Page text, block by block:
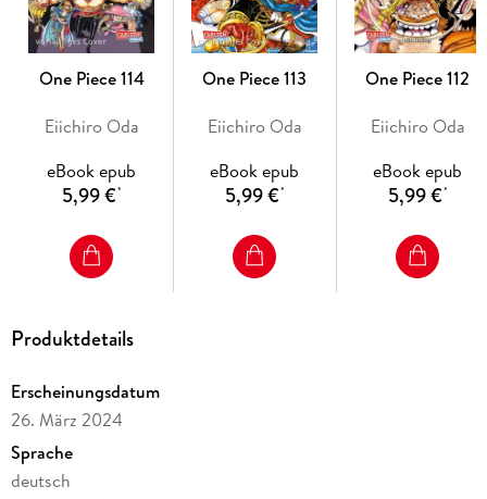
- DVD/BD bei Kazé
- Live-Action-Netflixserie geplant
- diverse Videospiele
One Piece 114
Eiichiro Oda
eBook epub
5,99 €*
One Piece 113
Eiichiro Oda
eBook epub
5,99 €*
One Piece 112
Eiichiro Oda
eBook epub
5,99 €*
Produktdetails
Erscheinungsdatum
26. März 2024
Sprache
deutsch